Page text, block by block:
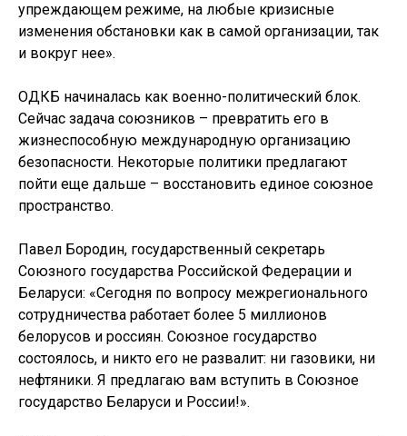
упреждающем режиме, на любые кризисные
изменения обстановки как в самой организации, так
и вокруг нее».
ОДКБ начиналась как военно-политический блок.
Сейчас задача союзников – превратить его в
жизнеспособную международную организацию
безопасности. Некоторые политики предлагают
пойти еще дальше – восстановить единое союзное
пространство.
Павел Бородин, государственный секретарь
Союзного государства Российской Федерации и
Беларуси: «Сегодня по вопросу межрегионального
сотрудничества работает более 5 миллионов
белорусов и россиян. Союзное государство
состоялось, и никто его не развалит: ни газовики, ни
нефтяники. Я предлагаю вам вступить в Союзное
государство Беларуси и России!».